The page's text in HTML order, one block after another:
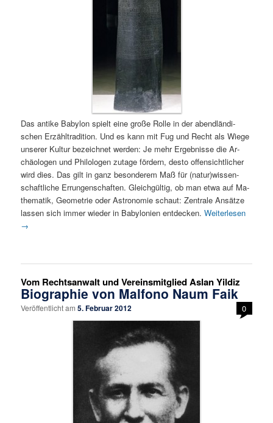
Das an­ti­ke Ba­by­lon spielt ei­ne gro­ße Rol­le in der abend­län­di­
schen Er­zähl­tra­di­ti­on. Und es kann mit Fug und Recht als Wie­ge
un­se­rer Kul­tur be­zeich­net wer­den: Je mehr Er­geb­nis­se die Ar­
chäo­lo­gen und Phi­lo­lo­gen zu­ta­ge för­dern, des­to of­fen­sicht­li­cher
wird dies. Das gilt in ganz be­son­de­rem Maß für (na­tur)wis­sen­
schaft­li­che Er­run­gen­schaf­ten. Gleich­gül­tig, ob man et­wa auf Ma­
the­ma­tik, Geo­me­trie oder As­tro­no­mie schaut: Zen­tra­le An­sät­ze
las­sen sich im­mer wie­der in Ba­by­lo­ni­en ent­de­cken.Weiterlesen
→
Vom Rechtsanwalt und Vereinsmitglied Aslan Yildiz
Biographie von Malfono Naum Faik
Veröffentlicht am5. Februar 2012 0